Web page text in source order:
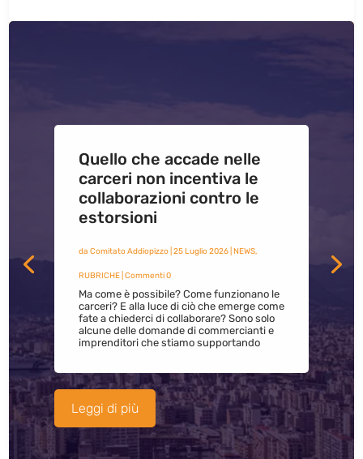
Quello che accade nelle
carceri non incentiva le
collaborazioni contro le
estorsioni
da Comitato Addiopizzo| 25 Luglio 2026| NEWS,
RUBRICHE| Commenti 0
Ma come è possibile? Come funzionano le
carceri? E alla luce di ciò che emerge come
fate a chiederci di collaborare? Sono solo
alcune delle domande di commercianti e
imprenditori che stiamo supportando
Leggi di più